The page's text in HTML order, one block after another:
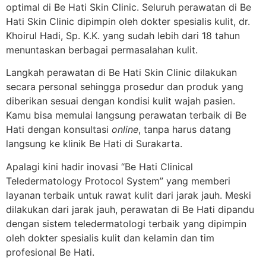
optimal di Be Hati Skin Clinic. Seluruh perawatan di Be
Hati Skin Clinic dipimpin oleh dokter spesialis kulit, dr.
Khoirul Hadi, Sp. K.K. yang sudah lebih dari 18 tahun
menuntaskan berbagai permasalahan kulit.
Langkah perawatan di Be Hati Skin Clinic dilakukan
secara personal sehingga prosedur dan produk yang
diberikan sesuai dengan kondisi kulit wajah pasien.
Kamu bisa memulai langsung perawatan terbaik di Be
Hati dengan konsultasi online, tanpa harus datang
langsung ke klinik Be Hati di Surakarta.
Apalagi kini hadir inovasi “Be Hati Clinical
Teledermatology Protocol System” yang memberi
layanan terbaik untuk rawat kulit dari jarak jauh. Meski
dilakukan dari jarak jauh, perawatan di Be Hati dipandu
dengan sistem teledermatologi terbaik yang dipimpin
oleh dokter spesialis kulit dan kelamin dan tim
profesional Be Hati.